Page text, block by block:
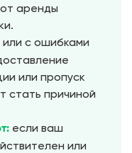
аренды
с ошибками
или пропуск
стать причиной
если ваш
или